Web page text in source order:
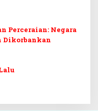
Perceraian: Negara
Dikorbankan